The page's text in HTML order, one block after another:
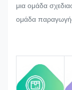
μια ομάδα
ομάδα